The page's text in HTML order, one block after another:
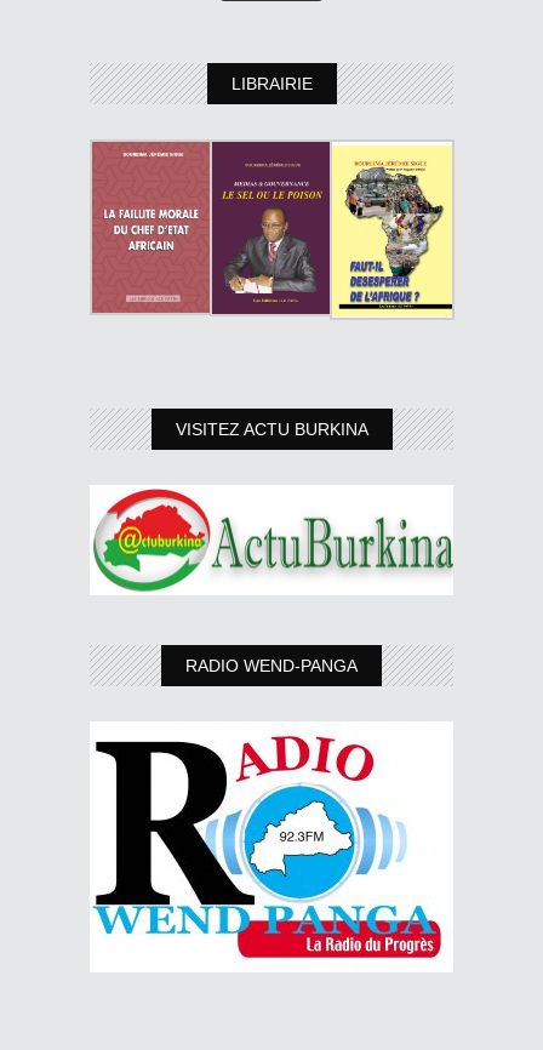
LIBRAIRIE
VISITEZ ACTU BURKINA
RADIO WEND-PANGA